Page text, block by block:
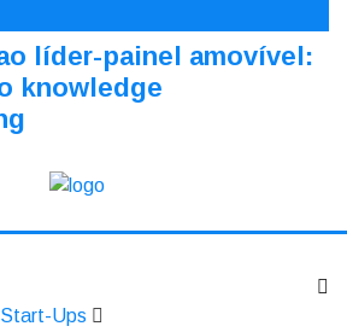
líder-painel amovível:
knowledge
Ups